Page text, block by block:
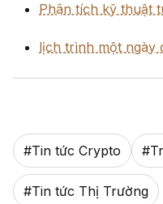
Phân tích kỹ thuật
lịch trình một ngày
#Tin tức Crypto #
#Tin tức Thị Trường